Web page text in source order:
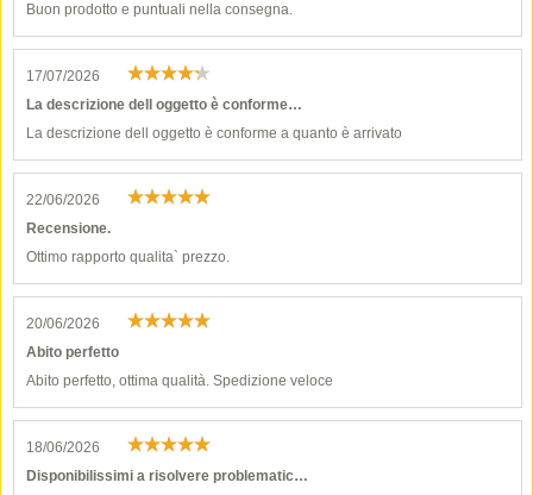
Buon prodotto e puntuali nella consegna.
17/07/2026
La descrizione dell oggetto è conforme…
La descrizione dell oggetto è conforme a quanto è arrivato
22/06/2026
Recensione.
Ottimo rapporto qualita` prezzo.
20/06/2026
Abito perfetto
Abito perfetto, ottima qualità. Spedizione veloce
18/06/2026
Disponibilissimi a risolvere problematic…